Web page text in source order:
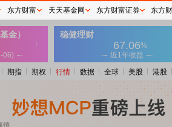
期指 期权 行情 数据 全球 美股 港股
东方财富 天天基金网 东方财富证券 东方